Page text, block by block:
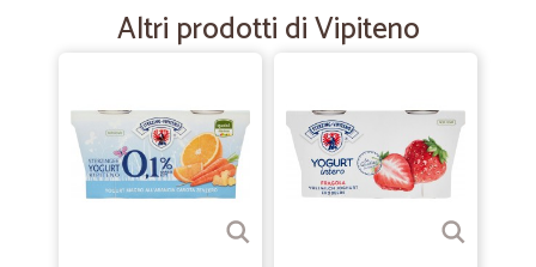
Cicalia una garanzia
Facilità a reperire i prodotti, consegna velocissima, prezzi in linea con
il servizio reso. Siddisfattissima!!
Altri prodotti di Vipiteno